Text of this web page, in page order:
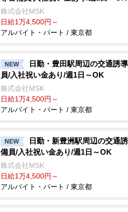
株式会社MSK
日給1万4,500円～
アルバイト・パート / 東京都
NEW
日勤・豊田駅周辺の交通誘
員/入社祝い金あり/週1日～OK
株式会社MSK
日給1万4,500円～
アルバイト・パート / 東京都
NEW
日勤・新豊洲駅周辺の交通
備員/入社祝い金あり/週1日～OK
株式会社MSK
日給1万4,500円～
アルバイト・パート / 東京都